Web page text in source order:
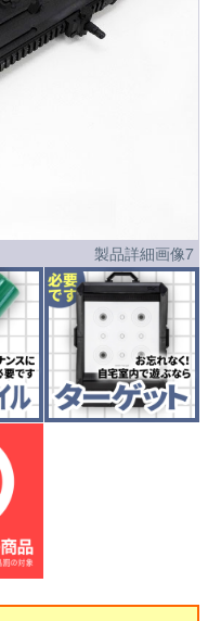
製品詳細画像7